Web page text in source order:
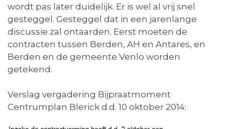
wordt pas later duidelijk. Er is wel al vrij snel
gesteggel. Gesteggel dat in een jarenlange
discussie zal ontaarden. Eerst moeten de
contracten tussen Berden, AH en Antares, en
Berden en de gemeente Venlo worden
getekend.
Verslag vergadering Bijpraatmoment
Centrumplan Blerick d.d. 10 oktober 2014: